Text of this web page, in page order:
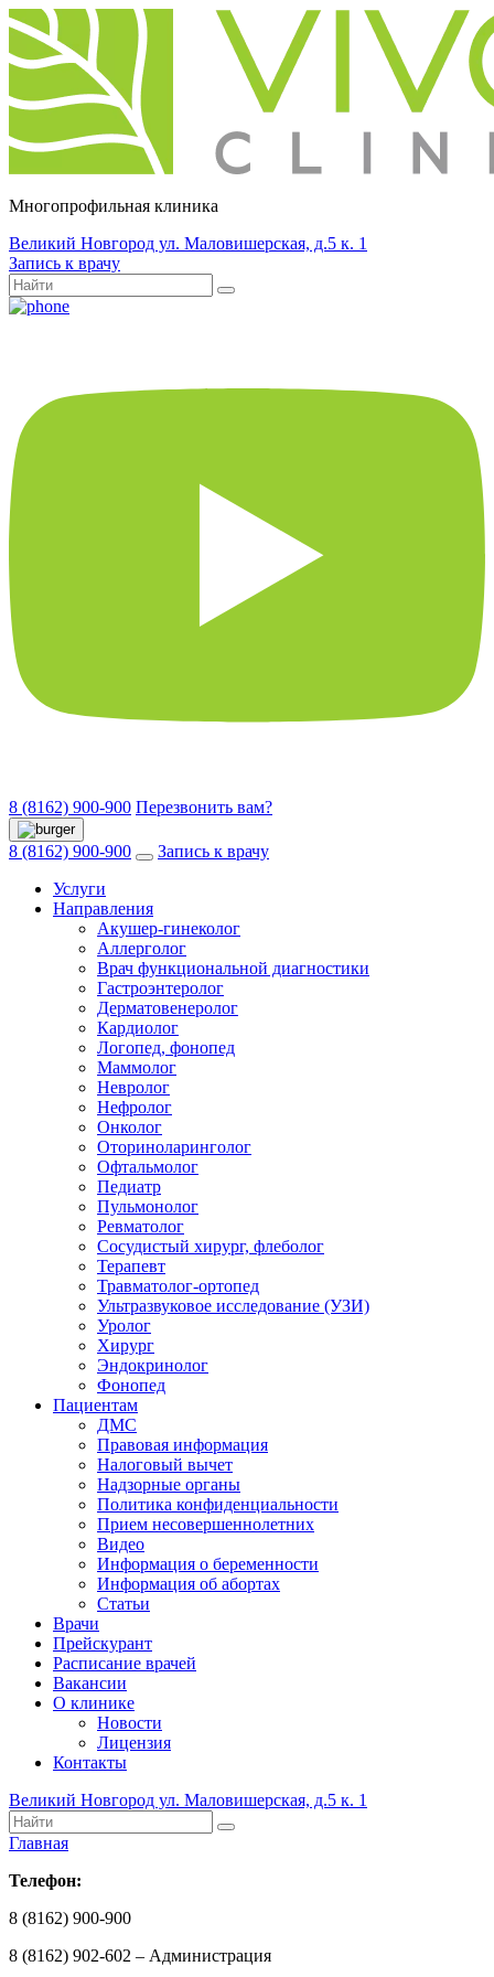
Многопрофильная клиника
Великий Новгород ул. Маловишерская, д.5 к. 1
Запись к врачу
8 (8162) 900-900 Перезвонить вам?
8 (8162) 900-900
Запись к врачу
Услуги
Направления
Акушер-гинеколог
Аллерголог
Врач функциональной диагностики
Гастроэнтеролог
Дерматовенеролог
Кардиолог
Логопед, фонопед
Маммолог
Невролог
Нефролог
Онколог
Оториноларинголог
Офтальмолог
Педиатр
Пульмонолог
Ревматолог
Сосудистый хирург, флеболог
Терапевт
Травматолог-ортопед
Ультразвуковое исследование (УЗИ)
Уролог
Хирург
Эндокринолог
Фонопед
Пациентам
ДМС
Правовая информация
Налоговый вычет
Надзорные органы
Политика конфиденциальности
Прием несовершеннолетних
Видео
Информация о беременности
Информация об абортах
Статьи
Врачи
Прейскурант
Расписание врачей
Вакансии
О клинике
Новости
Лицензия
Контакты
Великий Новгород ул. Маловишерская, д.5 к. 1
Главная
Телефон:
8 (8162) 900-900
8 (8162) 902-602 – Администрация